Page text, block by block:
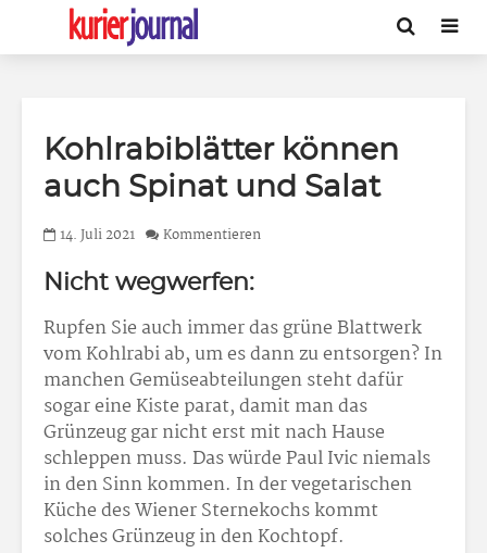
Kohlrabiblätter können
auch Spinat und Salat
14. Juli 2021 Kommentieren
Nicht wegwerfen:
Rupfen Sie auch immer das grüne Blattwerk
vom Kohlrabi ab, um es dann zu entsorgen? In
manchen Gemüseabteilungen steht dafür
sogar eine Kiste parat, damit man das
Grünzeug gar nicht erst mit nach Hause
schleppen muss. Das würde Paul Ivic niemals
in den Sinn kommen. In der vegetarischen
Küche des Wiener Sternekochs kommt
solches Grünzeug in den Kochtopf.